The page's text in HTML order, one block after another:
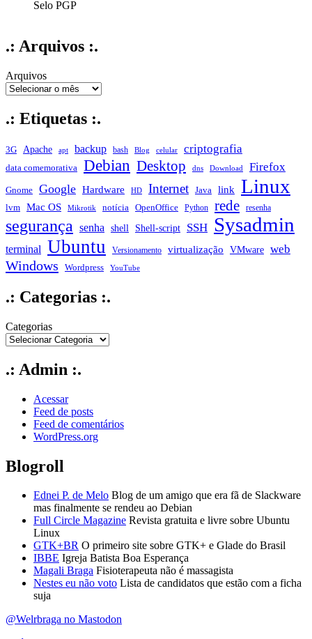
Selo PGP
.: Arquivos :.
Arquivos
.: Etiquetas :.
3G Apache apt backup bash Blog celular criptografia
data comemorativa Debian Desktop dns Download Firefox
Gnome Google Hardware HD Internet Java link Linux
lvm Mac OS Mikrotik notícia OpenOffice Python rede resenha
segurança senha shell Shell-script SSH Sysadmin
terminal Ubuntu Versionamento virtualização VMware web
Windows Wordpress YouTube
.: Categorias :.
Categorias
.: Admin :.
Acessar
Feed de posts
Feed de comentários
WordPress.org
Blogroll
Ednei P. de Melo Blog de um amigo que era fã de Slackware
mas finalmente se rendeu ao Debian
Full Circle Magazine Revista gratuita e livre sobre Ubuntu
Linux
GTK+BR O primeiro site sobre GTK+ e Glade do Brasil
IBBE Igreja Batista Boa Esperança
Magali Braga Fisioterapeuta não é massagista
Nestes eu não voto Lista de candidatos que estão com a ficha
suja
@Welrbraga no Mastodon